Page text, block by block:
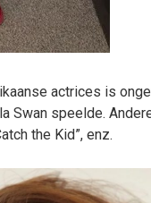
actrices is
Swan speelde.
the Kid”, enz.